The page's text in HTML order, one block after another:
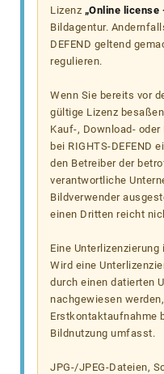
Lizenz „Online license
Bildagentur.
DEFEND geltend
regulieren.
Wenn Sie bereits vor
gültige Lizenz
Kauf-, Download-
bei RIGHTS-DEFEND
den Betreiber der
verantwortliche
Bildverwender
einen Dritten reicht
Eine
Wird eine
durch einen datierten
nachgewiesen
Erstkontaktaufnahme
Bildnutzung umfasst.
JPG-/JPEG-Dateien,